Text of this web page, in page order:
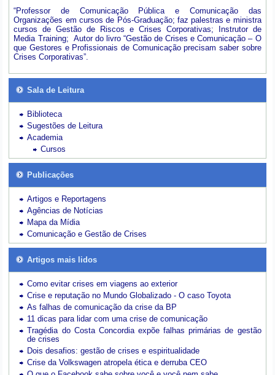
“Professor de Comunicação Pública e Comunicação das
Organizações em cursos de Pós-Graduação; faz palestras e ministra
cursos de Gestão de Riscos e Crises Corporativas; Instrutor de
Media Training; Autor do livro “Gestão de Crises e Comunicação – O
que Gestores e Profissionais de Comunicação precisam saber sobre
Crises Corporativas”.
Sala de Leitura
Biblioteca
Sugestões de Leitura
Academia
Cursos
Publicações
Artigos e Reportagens
Agências de Notícias
Mapa da Mídia
Comunicação e Gestão de Crises
Artigos mais lidos
Como evitar crises em viagens ao exterior
Crise e reputação no Mundo Globalizado - O caso Toyota
As falhas de comunicação da crise da BP
11 dicas para lidar com uma crise de comunicação
Tragédia do Costa Concordia expõe falhas primárias de gestão
de crises
Dois desafios: gestão de crises e espiritualidade
Crise da Volkswagen atropela ética e derruba CEO